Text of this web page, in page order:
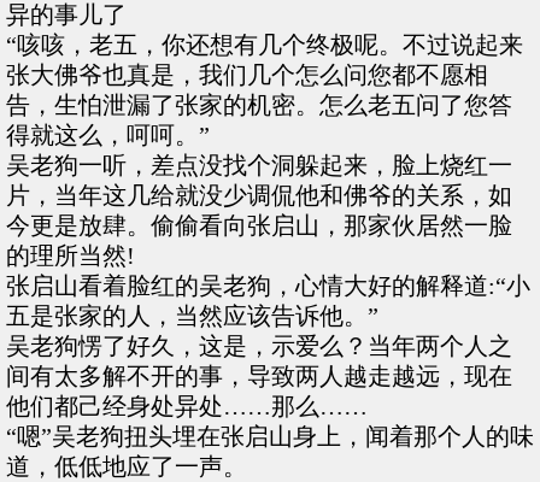
异的事儿了
“咳咳，老五，你还想有几个终极呢。不过说起来
张大佛爷也真是，我们几个怎么问您都不愿相
告，生怕泄漏了张家的机密。怎么老五问了您答
得就这么，呵呵。”
吴老狗一听，差点没找个洞躲起来，脸上烧红一
片，当年这几给就没少调侃他和佛爷的关系，如
今更是放肆。偷偷看向张启山，那家伙居然一脸
的理所当然!
张启山看着脸红的吴老狗，心情大好的解释道:“小
五是张家的人，当然应该告诉他。”
吴老狗愣了好久，这是，示爱么？当年两个人之
间有太多解不开的事，导致两人越走越远，现在
他们都己经身处异处……那么……
“嗯”吴老狗扭头埋在张启山身上，闻着那个人的味
道，低低地应了一声。